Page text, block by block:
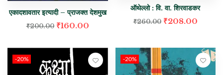
एकादशावतार इत्यादी – प्राजक्त देशमुख
₹200.00 ₹160.00
ऑथेल्लो : वि. वा. शिरवाडकर
₹260.00 ₹208.00
-20% -20%